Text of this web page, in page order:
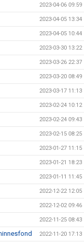
2023-04-06 09:59
2023-04-05 13:34
2023-04-05 10:44
2023-03-30 13:22
2023-03-26 22:37
2023-03-20 08:49
2023-03-17 11:13
2023-02-24 10:12
2023-02-24 09:43
2023-02-15 08:25
2023-01-27 11:15
2023-01-21 18:23
2023-01-11 11:45
2022-12-22 12:05
2022-12-02 09:46
2022-11-25 08:43
2022-11-20 17:13